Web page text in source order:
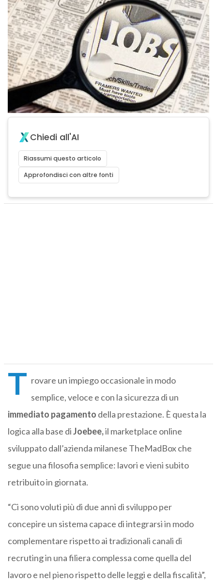
Chiedi all'AI
Riassumi questo articolo
Approfondisci con altre fonti
T rovare un impiego occasionale in modo
semplice, veloce e con la sicurezza di un
immediato pagamento della prestazione. È questa la
logica alla base diJoebee,il marketplace online
sviluppato dall’azienda milanese TheMadBox che
segue una filosofia semplice: lavori e vieni subito
retribuito in giornata.
“Ci sono voluti più di due anni di sviluppo per
concepire un sistema capace di integrarsi in modo
complementare rispetto ai tradizionali canali di
recruting in una filiera complessa come quella del
lavoro e nel pieno rispetto delle leggi e della fiscalità”,